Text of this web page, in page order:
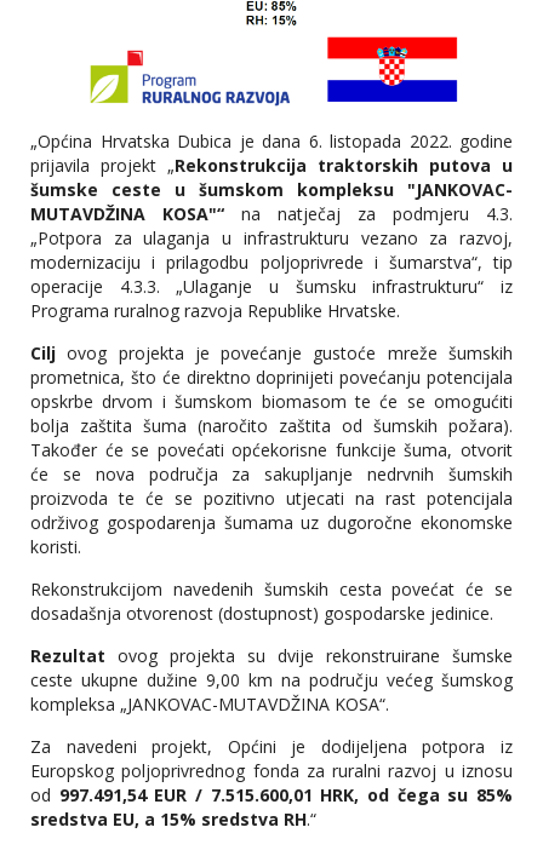
„Općina Hrvatska Dubica je dana 6. listopada 2022. godine
prijavila projekt „Rekonstrukcija traktorskih putova u
šumske ceste u šumskom kompleksu "JANKOVAC-
MUTAVDŽINA KOSA"“ na natječaj za podmjeru 4.3.
„Potpora za ulaganja u infrastrukturu vezano za razvoj,
modernizaciju i prilagodbu poljoprivrede i šumarstva“, tip
operacije 4.3.3. „Ulaganje u šumsku infrastrukturu“ iz
Programa ruralnog razvoja Republike Hrvatske.
Cilj ovog projekta je povećanje gustoće mreže šumskih
prometnica, što će direktno doprinijeti povećanju potencijala
opskrbe drvom i šumskom biomasom te će se omogućiti
bolja zaštita šuma (naročito zaštita od šumskih požara).
Također će se povećati općekorisne funkcije šuma, otvorit
će se nova područja za sakupljanje nedrvnih šumskih
proizvoda te će se pozitivno utjecati na rast potencijala
održivog gospodarenja šumama uz dugoročne ekonomske
koristi.
Rekonstrukcijom navedenih šumskih cesta povećat će se
dosadašnja otvorenost (dostupnost) gospodarske jedinice.
Rezultat ovog projekta su dvije rekonstruirane šumske
ceste ukupne dužine 9,00 km na području većeg šumskog
kompleksa „JANKOVAC-MUTAVDŽINA KOSA“.
Za navedeni projekt, Općini je dodijeljena potpora iz
Europskog poljoprivrednog fonda za ruralni razvoj u iznosu
od 997.491,54 EUR / 7.515.600,01 HRK, od čega su 85%
sredstva EU, a 15% sredstva RH.“